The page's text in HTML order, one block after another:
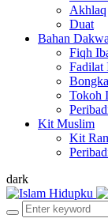
Akhlaq
Duat
Bahan
Fiqh
Fadilat
Tokoh
Kit Muslim
Kit
dark